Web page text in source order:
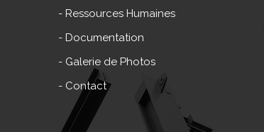
- Ressources Humaines
- Documentation
- Galerie de Photos
- Contact